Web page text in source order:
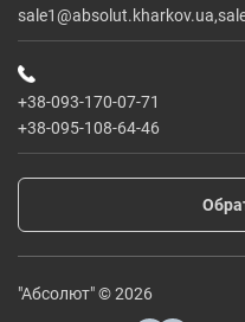
+38-093-170-07-71
+38-095-108-64-46
"Абсолют" © 2026